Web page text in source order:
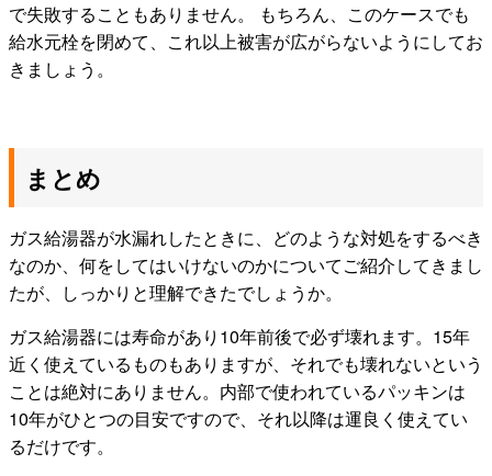
で失敗することもありません。 もちろん、このケースでも
給水元栓を閉めて、これ以上被害が広がらないようにしてお
きましょう。
まとめ
ガス給湯器が水漏れしたときに、どのような対処をするべき
なのか、何をしてはいけないのかについてご紹介してきまし
たが、しっかりと理解できたでしょうか。
ガス給湯器には寿命があり10年前後で必ず壊れます。15年
近く使えているものもありますが、それでも壊れないという
ことは絶対にありません。内部で使われているパッキンは
10年がひとつの目安ですので、それ以降は運良く使えてい
るだけです。